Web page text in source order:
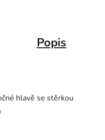
Popis
hlavě se stěrkou